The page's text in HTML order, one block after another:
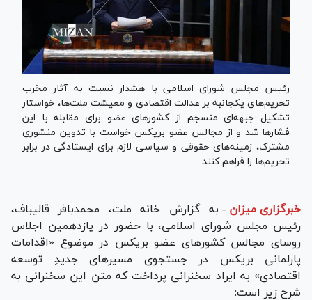
رئیس مجلس شورای اسلامی با هشدار نسبت به آثار مخرب
تحریم‌های یکجانبه بر عدالت اقتصادی و معیشت ملت‌ها، خواستار
تشکیل جبهه‌ای منسجم از کشور‌های عضو برای مقابله با این
فشار‌ها شد و از مجالس عضو بریکس خواست با تدوین منشوری
مشترک، زمینه‌های حقوقی و سیاسی لازم برای ایستادگی در برابر
تحریم‌ها را فراهم کنند.
خبرگزاری میزان - به گزارش خانه ملت، محمدباقر قالیباف،
رئیس مجلس شورای اسلامی، با حضور در یازدهمین اجلاس
روسای مجالس کشور‌های عضو بریکس در موضوع «اقدامات
پارلمانی بریکس در جستجوی مسیر‌های جدیدِ توسعه
اقتصادی» به ایراد سخنرانی پرداخت که متن این سخنرانی به
شرح زیر است: